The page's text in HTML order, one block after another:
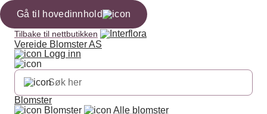
Gå til hovedinnhold
Tilbake til nettbutikken
Vereide Blomster AS
Logg inn
Blomster
Blomster
Alle blomster